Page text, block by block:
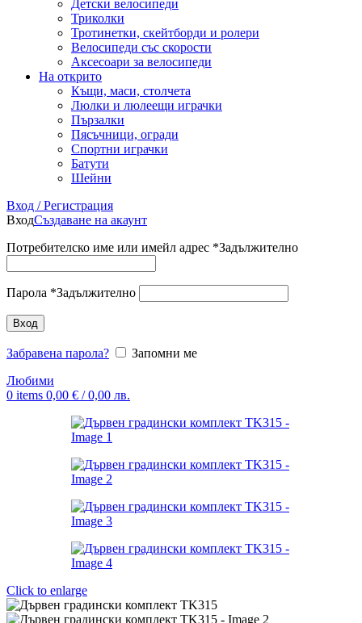
Детски велосипеди
Триколки
Тротинетки, скейтборди и ролери
Велосипеди със скорости
Аксесоари за велосипеди
На открито
Къщи, маси, столчета
Люлки и люлеещи играчки
Пързалки
Пясъчници, огради
Спортни играчки
Батути
Шейни
Вход / Регистрация
ВходСъздаване на акаунт
Потребителско име или имейл адрес *Задължително
Парола *Задължително
Вход
Забравена парола?
Запомни ме
Любими
0 items 0,00 € / 0,00 лв.
Click to enlarge